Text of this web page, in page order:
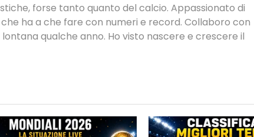
forse tanto quanto del calcio. Appassionato di
ha a che fare con numeri e record. Collaboro con
qualche anno. Ho visto nascere e crescere il